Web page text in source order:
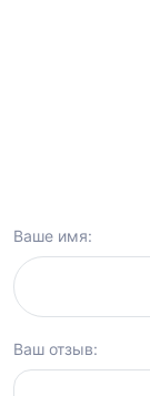
Ваше имя:
Ваш отзыв: